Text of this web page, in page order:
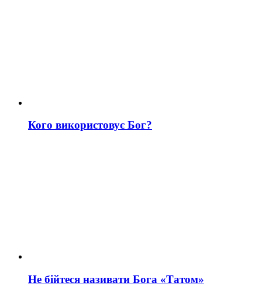
Кого використовує Бог?
Не бійтеся називати Бога «Татом»